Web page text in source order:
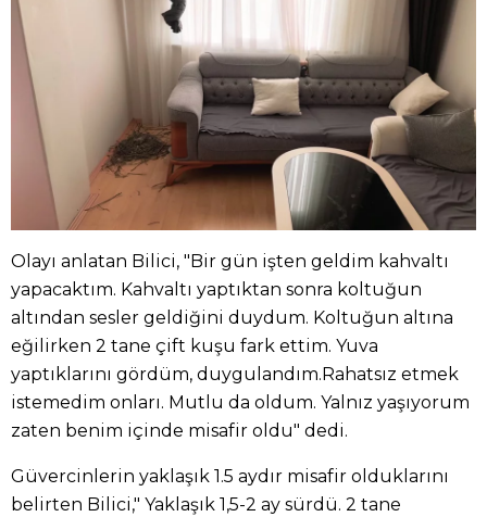
Olayı anlatan Bilici, "Bir gün işten geldim kahvaltı
yapacaktım. Kahvaltı yaptıktan sonra koltuğun
altından sesler geldiğini duydum. Koltuğun altına
eğilirken 2 tane çift kuşu fark ettim. Yuva
yaptıklarını gördüm, duygulandım.Rahatsız etmek
istemedim onları. Mutlu da oldum. Yalnız yaşıyorum
zaten benim içinde misafir oldu" dedi.
Güvercinlerin yaklaşık 1.5 aydır misafir olduklarını
belirten Bilici," Yaklaşık 1,5-2 ay sürdü. 2 tane